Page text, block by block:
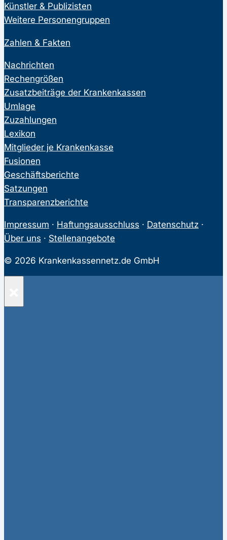
Künstler & Publizisten
Weitere Personengruppen
Zahlen & Fakten
Nachrichten
Rechengrößen
Zusatzbeiträge der Krankenkassen
Umlage
Zuzahlungen
Lexikon
Mitglieder je Krankenkasse
Fusionen
Geschäftsberichte
Satzungen
Transparenzberichte
Impressum · Haftungsausschluss · Datenschutz ·
Über uns · Stellenangebote
© 2026 Krankenkassennetz.de GmbH